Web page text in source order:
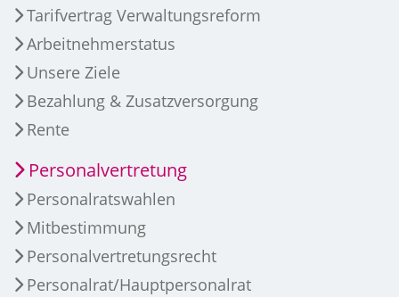
Tarifvertrag Verwaltungsreform
Arbeitnehmerstatus
Unsere Ziele
Bezahlung & Zusatzversorgung
Rente
Personalvertretung
Personalratswahlen
Mitbestimmung
Personalvertretungsrecht
Personalrat/Hauptpersonalrat